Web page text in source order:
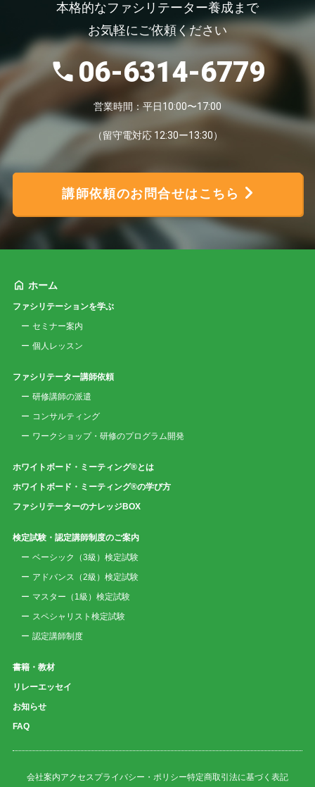
本格的なファシリテーター養成まで
お気軽にご依頼ください
06-6314-6779
営業時間：平日10:00〜17:00
（留守電対応 12:30ー13:30）
講師依頼のお問合せはこちら
ホーム
ファシリテーションを学ぶ
セミナー案内
個人レッスン
ファシリテーター講師依頼
研修講師の派遣
コンサルティング
ワークショップ・研修のプログラム開発
ホワイトボード・ミーティング®とは
ホワイトボード・ミーティング®の学び方
ファシリテーターのナレッジBOX
検定試験・認定講師制度のご案内
ベーシック（3級）検定試験
アドバンス（2級）検定試験
マスター（1級）検定試験
スペシャリスト検定試験
認定講師制度
書籍・教材
リレーエッセイ
お知らせ
FAQ
会社案内アクセスプライバシー・ポリシー特定商取引法に基づく表記